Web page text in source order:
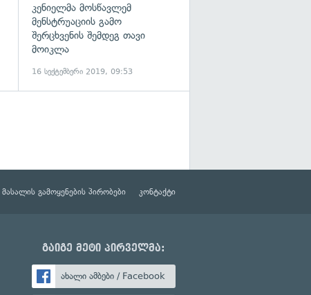
კენიელმა მოსწავლემ
მენსტრუაციის გამო
შერცხვენის შემდეგ თავი
მოიკლა
16 სექტემბერი 2019, 09:53
მასალის გამოყენების პირობები კონტაქტი
გაიგე მეტი პირველმა:
ახალი ამბები / Facebook